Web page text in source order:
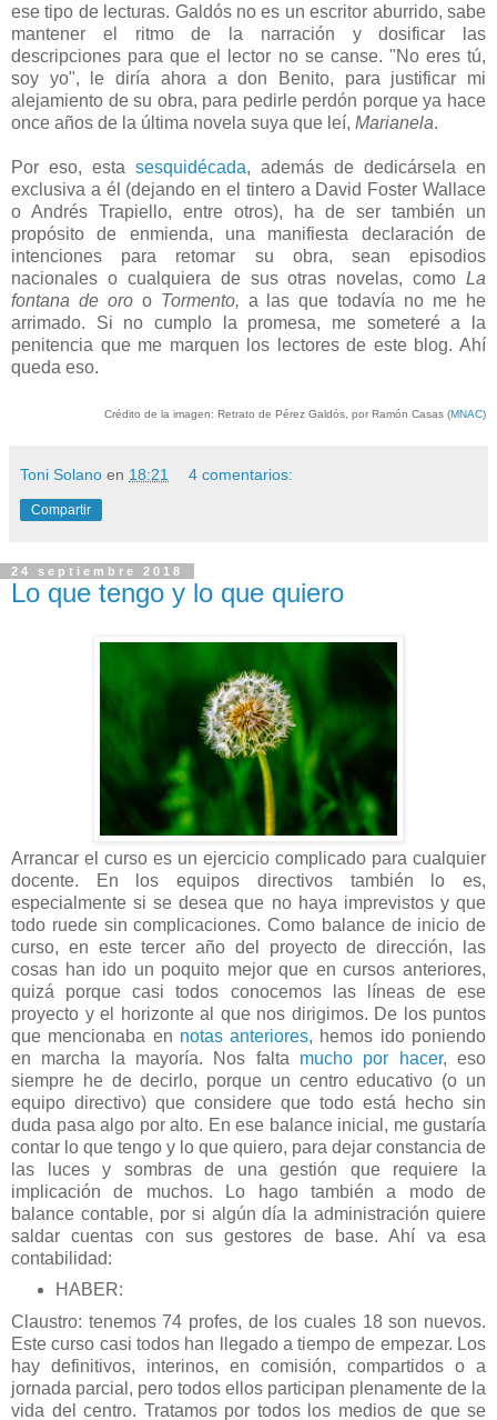
ese tipo de lecturas. Galdós no es un escritor aburrido, sabe
mantener el ritmo de la narración y dosificar las
descripciones para que el lector no se canse. "No eres tú,
soy yo", le diría ahora a don Benito, para justificar mi
alejamiento de su obra, para pedirle perdón porque ya hace
once años de la última novela suya que leí, Marianela.
Por eso, esta sesquidécada, además de dedicársela en
exclusiva a él (dejando en el tintero a David Foster Wallace
o Andrés Trapiello, entre otros), ha de ser también un
propósito de enmienda, una manifiesta declaración de
intenciones para retomar su obra, sean episodios
nacionales o cualquiera de sus otras novelas, como La
fontana de oro o Tormento, a las que todavía no me he
arrimado. Si no cumplo la promesa, me someteré a la
penitencia que me marquen los lectores de este blog. Ahí
queda eso.
Crédito de la imagen: Retrato de Pérez Galdós, por Ramón Casas (MNAC)
Toni Solano en 18:21 4 comentarios:
Compartir
24 septiembre 2018
Lo que tengo y lo que quiero
Arrancar el curso es un ejercicio complicado para cualquier
docente. En los equipos directivos también lo es,
especialmente si se desea que no haya imprevistos y que
todo ruede sin complicaciones. Como balance de inicio de
curso, en este tercer año del proyecto de dirección, las
cosas han ido un poquito mejor que en cursos anteriores,
quizá porque casi todos conocemos las líneas de ese
proyecto y el horizonte al que nos dirigimos. De los puntos
que mencionaba en notas anteriores, hemos ido poniendo
en marcha la mayoría. Nos falta mucho por hacer, eso
siempre he de decirlo, porque un centro educativo (o un
equipo directivo) que considere que todo está hecho sin
duda pasa algo por alto. En ese balance inicial, me gustaría
contar lo que tengo y lo que quiero, para dejar constancia de
las luces y sombras de una gestión que requiere la
implicación de muchos. Lo hago también a modo de
balance contable, por si algún día la administración quiere
saldar cuentas con sus gestores de base. Ahí va esa
contabilidad:
HABER:
Claustro: tenemos 74 profes, de los cuales 18 son nuevos.
Este curso casi todos han llegado a tiempo de empezar. Los
hay definitivos, interinos, en comisión, compartidos o a
jornada parcial, pero todos ellos participan plenamente de la
vida del centro. Tratamos por todos los medios de que se